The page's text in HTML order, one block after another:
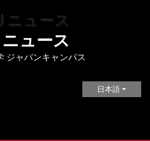
ュース
ジャパンキャンパス
日本語